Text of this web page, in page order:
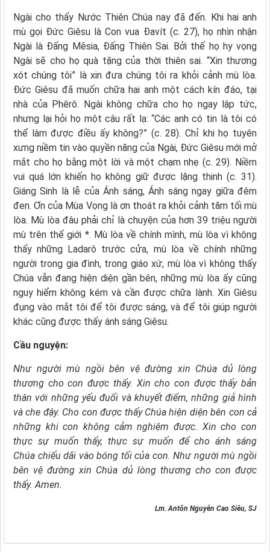
Ngài cho thấy Nước Thiên Chúa nay đã đến. Khi hai anh
mù gọi Đức Giêsu là Con vua Đavít (c. 27), họ nhìn nhận
Ngài là Đấng Mêsia, Đấng Thiên Sai. Bởi thế họ hy vọng
Ngài sẽ cho họ quà tặng của thời thiên sai. “Xin thương
xót chúng tôi” là xin đưa chúng tôi ra khỏi cảnh mù lòa.
Đức Giêsu đã muốn chữa hai anh một cách kín đáo, tại
nhà của Phêrô. Ngài không chữa cho họ ngay lập tức,
nhưng lại hỏi họ một câu rất lạ: “Các anh có tin là tôi có
thể làm được điều ấy không?” (c. 28). Chỉ khi họ tuyên
xưng niềm tin vào quyền năng của Ngài, Đức Giêsu mới mở
mắt cho họ bằng một lời và một chạm nhẹ (c. 29). Niềm
vui quá lớn khiến họ không giữ được lặng thinh (c. 31).
Giáng Sinh là lễ của Ánh sáng, Ánh sáng ngay giữa đêm
đen. Ơn của Mùa Vọng là ơn thoát ra khỏi cảnh tăm tối mù
lòa. Mù lòa đâu phải chỉ là chuyện của hơn 39 triệu người
mù trên thế giới *. Mù lòa về chính mình, mù lòa vì không
thấy những Ladarô trước cửa, mù lòa về chính những
người trong gia đình, trong giáo xứ, mù lòa vì không thấy
Chúa vẫn đang hiện diện gần bên, những mù lòa ấy cũng
nguy hiểm không kém và cần được chữa lành. Xin Giêsu
đụng vào mắt tôi để tôi được sáng, và để tôi giúp người
khác cũng được thấy ánh sáng Giêsu.
Cầu nguyện:
Như người mù ngồi bên vệ đườngxin Chúa dủ lòng
thương cho con được thấy. Xin cho con được thấy bản
thân với những yếu đuối và khuyết điểm,những giả hình
và che đậy. Cho con được thấy Chúa hiện diện bên con cả
những khi con không cảm nghiệm được. Xin cho con
thực sự muốn thấy,thực sự muốn để cho ánh sáng
Chúa chiếu dãi vào bóng tối của con.Như người mù ngồi
bên vệ đường xin Chúa dủ lòng thương cho con được
thấy. Amen.
Lm. Antôn Nguyễn Cao Siêu, SJ